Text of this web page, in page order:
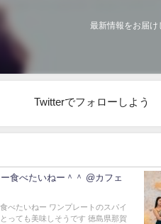
最新情報をお届け
Twitterでフォローしよう
食べたいねー＾＾ @カフェ
べたいねー ワンプレートのスパイ
っても美味しそうです 徳島県那賀